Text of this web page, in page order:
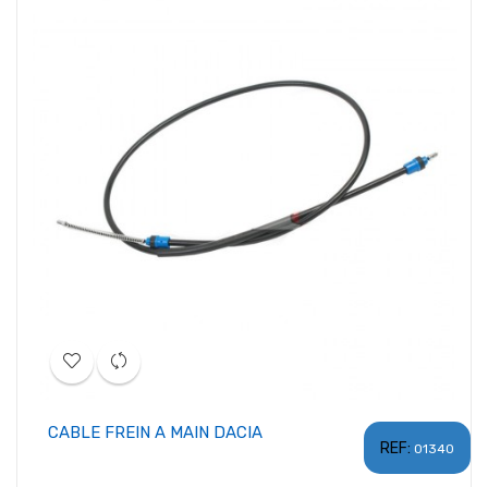
REF: 01340
CABLE FREIN A MAIN DACIA